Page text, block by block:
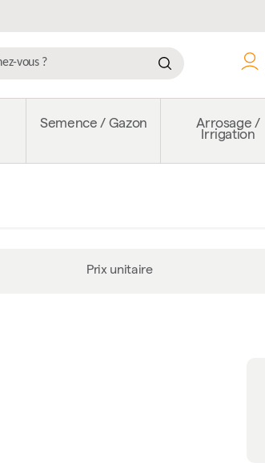
Semence / Gazon
Arrosage /
Irrigation
Prix unitaire